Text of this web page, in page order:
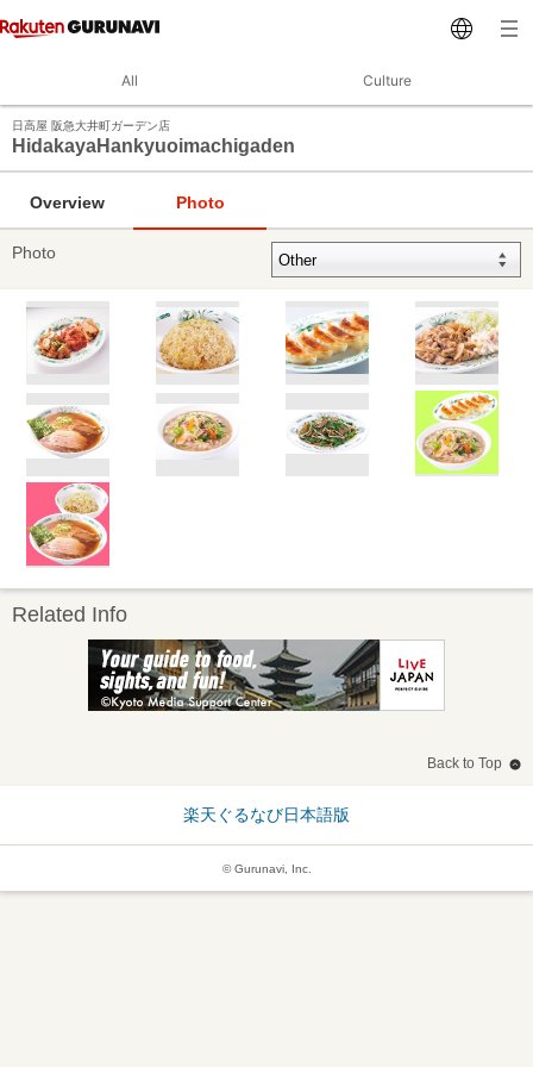
All Culture
日高屋 阪急大井町ガーデン店
HidakayaHankyuoimachigaden
Overview Photo
Photo
Related Info
Back to Top
楽天ぐるなび日本語版
© Gurunavi, Inc.